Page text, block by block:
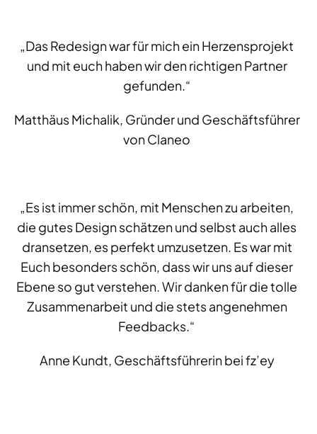
„Das Redesign war für mich ein Herzensprojekt
und mit euch haben wir den richtigen Partner
gefunden.“
Matthäus Michalik, Gründer und Geschäftsführer
von Claneo
„Es ist immer schön, mit Menschen zu arbeiten,
die gutes Design schätzen und selbst auch alles
dransetzen, es perfekt umzusetzen. Es war mit
Euch besonders schön, dass wir uns auf dieser
Ebene so gut verstehen. Wir danken für die tolle
Zusammenarbeit und die stets angenehmen
Feedbacks.“
Anne Kundt, Geschäftsführerin bei fz’ey